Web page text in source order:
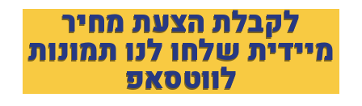
לקבלת הצעת מחיר
מיידית שלחו לנו תמונות
לווטסאפ